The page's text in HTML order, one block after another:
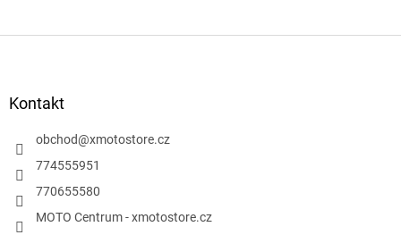
Kontakt
obchod@xmotostore.cz
774555951
770655580
MOTO Centrum - xmotostore.cz